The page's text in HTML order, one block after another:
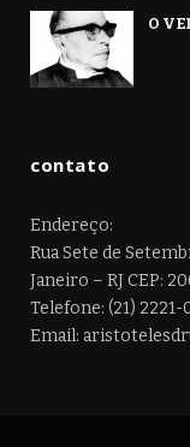
O
contato
Endereço:
Rua Sete de
Janeiro – RJ CEP:
Telefone: (21) 2221-
Email: